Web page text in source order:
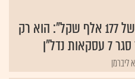
"הון עצמי של 177 אלף שקל": הוא רק
ליברמן